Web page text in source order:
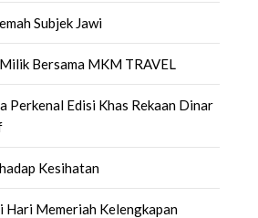
Subjek Jawi
Bersama MKM TRAVEL
Perkenal Edisi Khas Rekaan Dinar
Kesihatan
Hari Memeriah Kelengkapan